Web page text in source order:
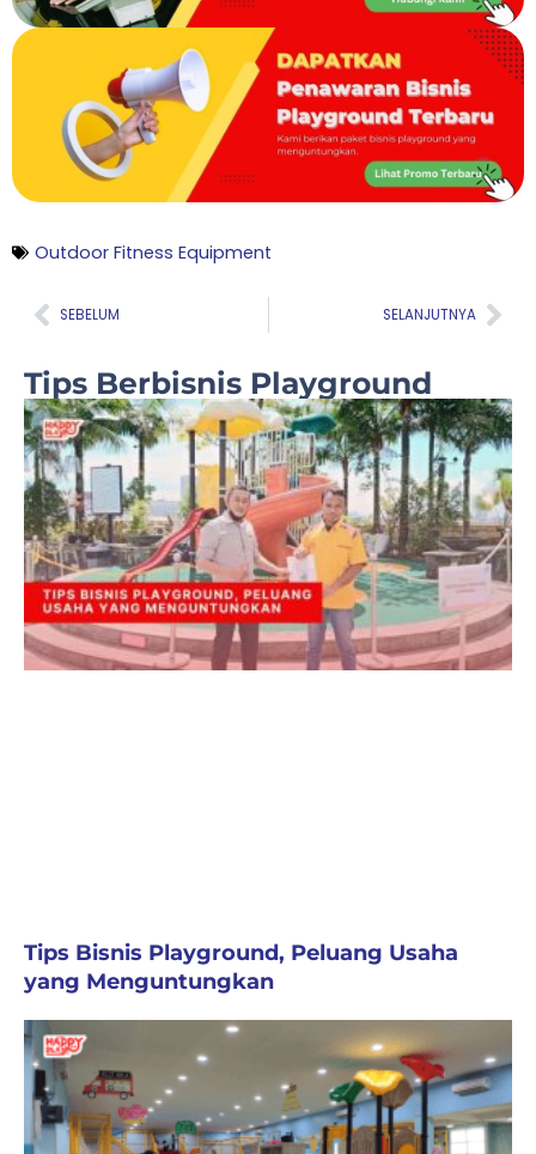
Outdoor Fitness Equipment
Prev
SEBELUM SELANJUTNYA
Tips Berbisnis Playground
Tips Bisnis Playground, Peluang Usaha
yang Menguntungkan